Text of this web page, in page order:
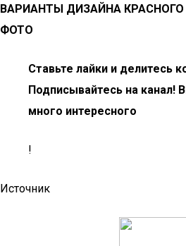
ВАРИАНТЫ ДИЗАЙНА КРАСНОГО
ФОТО
Ставьте лайки и делитесь
Подписывайтесь на
много интересного
!
Источник